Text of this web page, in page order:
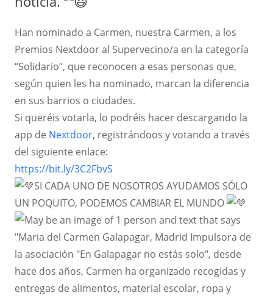
Han nominado a Carmen, nuestra Carmen, a los
Premios Nextdoor al Supervecino/a en la categoría
“Solidario”, que reconocen a esas personas que,
según quien les ha nominado, marcan la diferencia
en sus barrios o ciudades.
Si queréis votarla, lo podréis hacer descargando la
app de Nextdoor, registrándoos y votando a través
del siguiente enlace:
https://bit.ly/3C2FbvS
SI CADA UNO DE NOSOTROS AYUDAMOS SÓLO
UN POQUITO, PODEMOS CAMBIAR EL MUNDO